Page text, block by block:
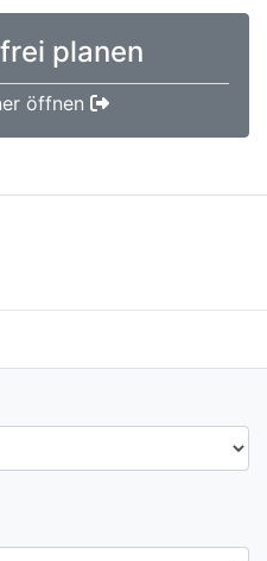
planen
öffnen